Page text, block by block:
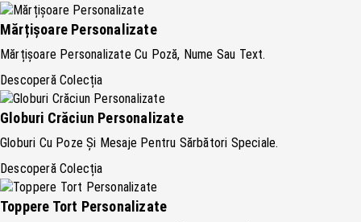
Mărțișoare Personalizate
Mărțișoare Personalizate Cu Poză, Nume Sau Text.
Descoperă Colecția
Globuri Crăciun Personalizate
Globuri Cu Poze Și Mesaje Pentru Sărbători Speciale.
Descoperă Colecția
Toppere Tort Personalizate